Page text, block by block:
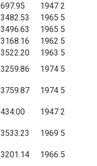
697.95 1947 2
3482.53 1965 5
3496.63 1965 5
3168.16 1962 5
3522.20 1963 5
3259.86 1974 5
3759.87 1974 5
434.00 1947 2
3533.23 1969 5
3201.14 1966 5